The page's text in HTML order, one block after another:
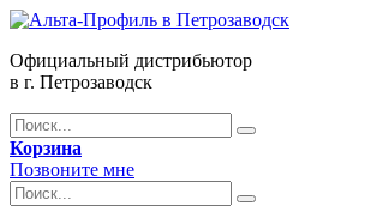
Официальный дистрибьютор
в г. Петрозаводск
Корзина
Позвоните мне